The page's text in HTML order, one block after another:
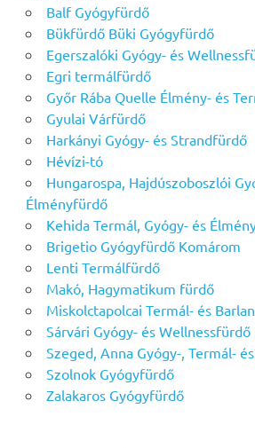
Balf Gyógyfürdő
Bükfürdő Büki Gyógyfürdő
Egerszalóki Gyógy- és
Egri termálfürdő
Győr Rába Quelle Élmény- és
Gyulai Várfürdő
Harkányi Gyógy- és Strandfürdő
Hévízi-tó
Hungarospa, Hajdúszoboszlói
Élményfürdő
Kehida Termál, Gyógy- és
Brigetio Gyógyfürdő Komárom
Lenti Termálfürdő
Makó, Hagymatikum fürdő
Miskolctapolcai Termál- és
Sárvári Gyógy- és Wellnessfürdő
Szeged, Anna Gyógy-, Termál-
Szolnok Gyógyfürdő
Zalakaros Gyógyfürdő